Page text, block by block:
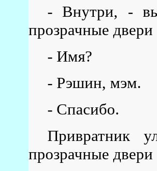
- Внутри, -
прозрачные двери
- Имя?
- Рэшин, мэм.
- Спасибо.
Привратник
прозрачные